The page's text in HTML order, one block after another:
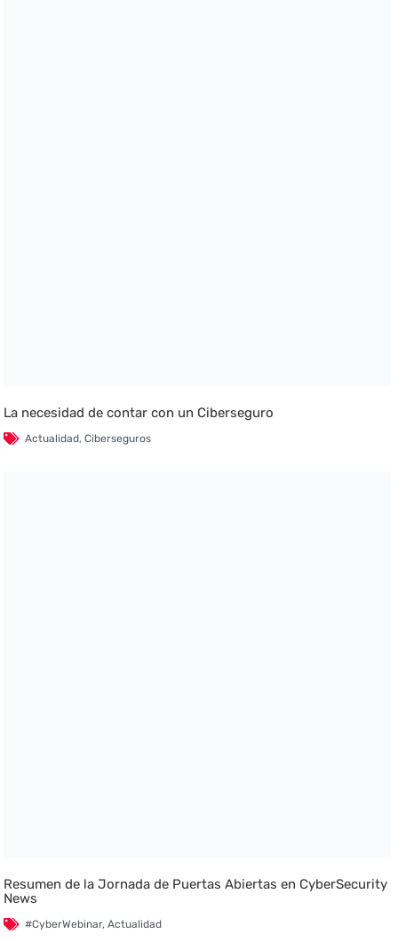
La necesidad de contar con un Ciberseguro
Actualidad,Ciberseguros
Resumen de la Jornada de Puertas Abiertas en CyberSecurity
News
#CyberWebinar,Actualidad